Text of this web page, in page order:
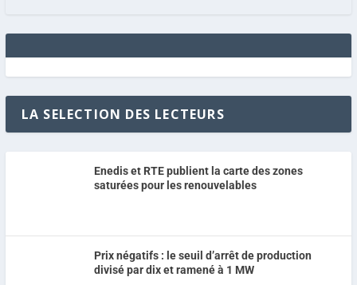
LA SELECTION DES LECTEURS
Enedis et RTE publient la carte des zones
saturées pour les renouvelables
Prix négatifs : le seuil d’arrêt de production
divisé par dix et ramené à 1 MW